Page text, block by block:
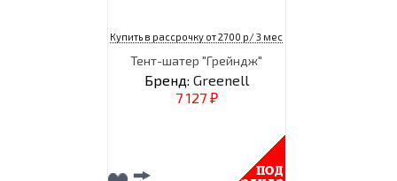
Купить в рассрочку от 2700 р/ 3 мес
Тент-шатер "Грейндж"
Бренд: Greenell
7 127 ₽